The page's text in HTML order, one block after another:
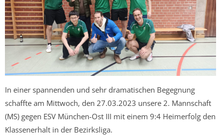
In einer spannenden und sehr dramatischen Begegnung
schaffte am Mittwoch, den 27.03.2023 unsere 2. Mannschaft
(MS) gegen ESV München-Ost III mit einem 9:4 Heimerfolg den
Klassenerhalt in der Bezirksliga.